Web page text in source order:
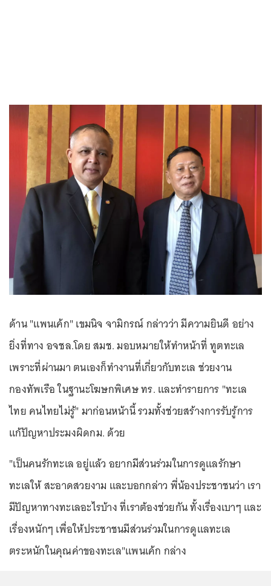
ด้าน "แพนเค้ก" เขมนิจ จามิกรณ์ กล่าวว่า มีความยินดี อย่าง
ยิ่งที่ทาง อจชล.โดย สมช. มอบหมายให้ทำหน้าที่ ทูตทะเล
เพราะที่ผ่านมา ตนเองก็ทำงานที่เกี่ยวกับทะเล ช่วยงาน
กองทัพเรือ ในฐานะโฆษกพิเศษ ทร. และทำรายการ "ทะเล
ไทย คนไทยไม่รู้" มาก่อนหน้านี้ รวมทั้งช่วยสร้างการรับรู้การ
แก้ปัญหาประมงผิดกม. ด้วย
"เป็นคนรักทะเล อยู่แล้ว อยากมีส่วนร่วมในการดูแลรักษา
ทะเลให้ สะอาดสวยงาม และบอกกล่าว พี่น้องประชาชนว่า เรา
มีปัญหาทางทะเลอะไรบ้าง ที่เราต้องช่วยกัน ทั้งเรื่องเบาๆ และ
เรื่องหนักๆ เพื่อให้ประชาชนมีส่วนร่วมในการดูแลทะเล
ตระหนักในคุณค่าของทะเล"แพนเค้ก กล่าง